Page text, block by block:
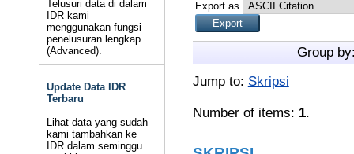
Telusuri data di dalam
IDR kami
menggunakan fungsi
penelusuran lengkap
(Advanced).
Update Data IDR
Terbaru
Lihat data yang sudah
kami tambahkan ke
IDR dalam seminggu
Export as
Group
Jump to: Skripsi
Number of items: 1.